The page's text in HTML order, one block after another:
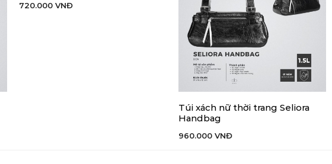
720.000VNĐ
THÊM VÀO GIỎ HÀNG
Túi xách nữ thời trang Seliora
Handbag
960.000VNĐ